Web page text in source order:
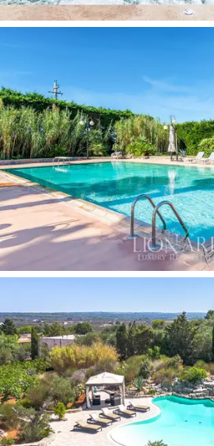
Előkelő pozíciójalehetővé teszi,
elmerüljön abban a kifinomult
Puglia kínálhat. A közelben
városokat, mint Lecce, a "Dél
barokk örökségéről és a fehér
rövid távolságra találhatók a Jón-
legszebbstrandjai, mint például
Marini és a Pescoluse, amelyeket
szigeteinek" neveznek. Ez a
tökéletes a jó közérzet és a
élményeinek élvezetére bukolikus
légkörben, nem messze a